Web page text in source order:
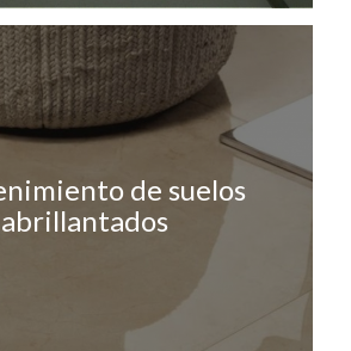
de suelos
abrillantados